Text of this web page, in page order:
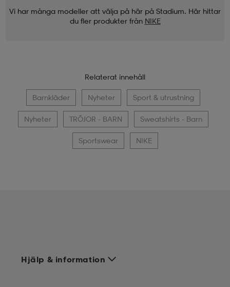
Vi har många modeller att välja på här på Stadium. Här hittar
du fler produkter från NIKE
Relaterat innehåll
Barnkläder Nyheter Sport & utrustning
Nyheter TRÖJOR - BARN Sweatshirts - Barn
Sportswear NIKE
Hjälp & information